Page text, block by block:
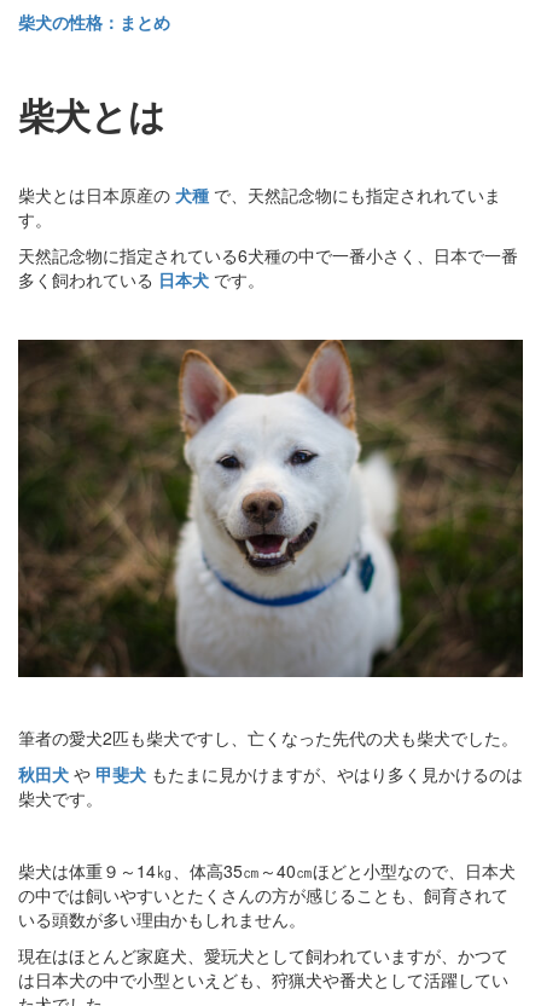
柴犬の性格：まとめ
柴犬とは
柴犬とは日本原産の 犬種 で、天然記念物にも指定されれていま
す。
天然記念物に指定されている6犬種の中で一番小さく、日本で一番
多く飼われている 日本犬 です。
筆者の愛犬2匹も柴犬ですし、亡くなった先代の犬も柴犬でした。
秋田犬 や 甲斐犬 もたまに見かけますが、やはり多く見かけるのは
柴犬です。
柴犬は体重９～14㎏、体高35㎝～40㎝ほどと小型なので、日本犬
の中では飼いやすいとたくさんの方が感じることも、飼育されて
いる頭数が多い理由かもしれません。
現在はほとんど家庭犬、愛玩犬として飼われていますが、かつて
は日本犬の中で小型といえども、狩猟犬や番犬として活躍してい